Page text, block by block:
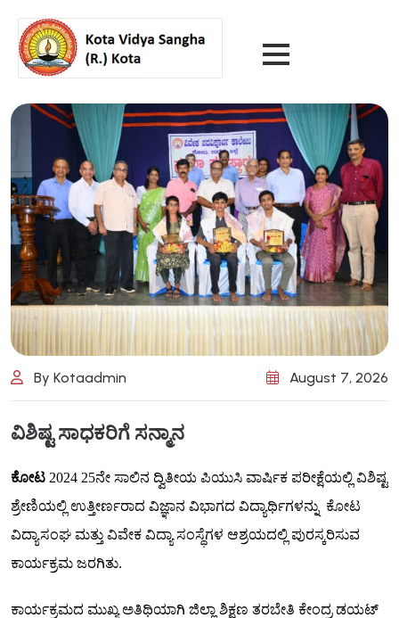
By Kotaadmin August 7, 2026
ವಿಶಿಷ್ಟ ಸಾಧಕರಿಗೆ ಸನ್ಮಾನ
ಕೋಟ 2024 25ನೇ ಸಾಲಿನ ದ್ವಿತೀಯ ಪಿಯುಸಿ ವಾರ್ಷಿಕ ಪರೀಕ್ಷೆಯಲ್ಲಿ ವಿಶಿಷ್ಟ
ಶ್ರೇಣಿಯಲ್ಲಿ ಉತ್ತೀರ್ಣರಾದ ವಿಜ್ಞಾನ ವಿಭಾಗದ ವಿದ್ಯಾರ್ಥಿಗಳನ್ನು ಕೋಟ
ವಿದ್ಯಾಸಂಘ ಮತ್ತು ವಿವೇಕ ವಿದ್ಯಾ ಸಂಸ್ಥೆಗಳ ಆಶ್ರಯದಲ್ಲಿ ಪುರಸ್ಕರಿಸುವ
ಕಾರ್ಯಕ್ರಮ ಜರಗಿತು.
ಕಾರ್ಯಕ್ರಮದ ಮುಖ್ಯ ಅತಿಥಿಯಾಗಿ ಜಿಲ್ಲಾ ಶಿಕ್ಷಣ ತರಬೇತಿ ಕೇಂದ್ರ ಡಯಟ್